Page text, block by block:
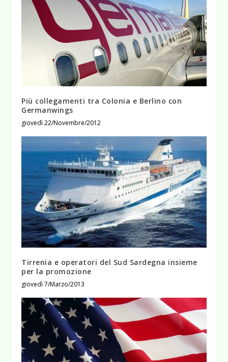
Più collegamenti tra Colonia e Berlino con
Germanwings
giovedì 22/Novembre/2012
Tirrenia e operatori del Sud Sardegna insieme
per la promozione
giovedì 7/Marzo/2013